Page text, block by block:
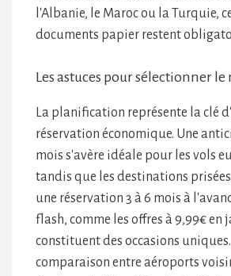
l'Albanie, le Maroc ou la Turquie,
documents papier restent
Les astuces pour sélectionner le
La planification représente la clé
réservation économique. Une
mois s'avère idéale pour les vols
tandis que les destinations
une réservation 3 à 6 mois à
flash, comme les offres à 9,99€ en
constituent des occasions
comparaison entre aéroports